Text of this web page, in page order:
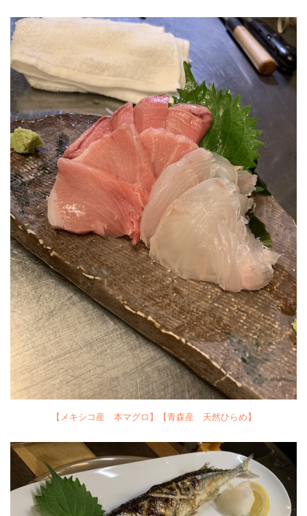
【メキシコ産 本マグロ】【青森産 天然ひらめ】